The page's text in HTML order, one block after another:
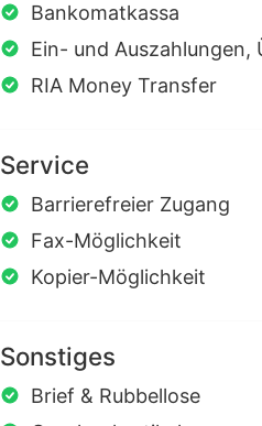
Bankomatkassa
Ein- und Auszahlungen,
RIA Money Transfer
Service
Barrierefreier Zugang
Fax-Möglichkeit
Kopier-Möglichkeit
Sonstiges
Brief & Rubbellose